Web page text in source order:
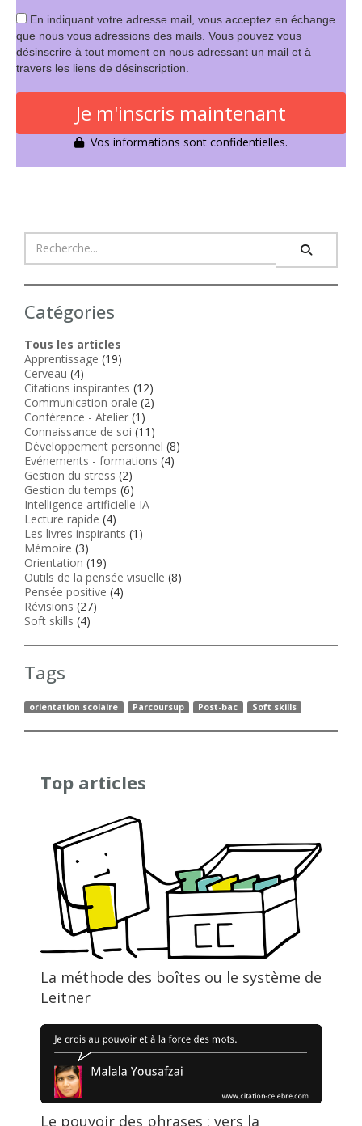
En indiquant votre adresse mail, vous acceptez en échange
que nous vous adressions des mails. Vous pouvez vous
désinscrire à tout moment en nous adressant un mail et à
travers les liens de désinscription.
Je m'inscris maintenant
Vos informations sont confidentielles.
Catégories
Tous les articles
Apprentissage (19)
Cerveau (4)
Citations inspirantes (12)
Communication orale (2)
Conférence - Atelier (1)
Connaissance de soi (11)
Développement personnel (8)
Evénements - formations (4)
Gestion du stress (2)
Gestion du temps (6)
Intelligence artificielle IA
Lecture rapide (4)
Les livres inspirants (1)
Mémoire (3)
Orientation (19)
Outils de la pensée visuelle (8)
Pensée positive (4)
Révisions (27)
Soft skills (4)
Tags
orientation scolaire Parcoursup Post-bac Soft skills
Top articles
La méthode des boîtes ou le système de
Leitner
Le pouvoir des phrases : vers la